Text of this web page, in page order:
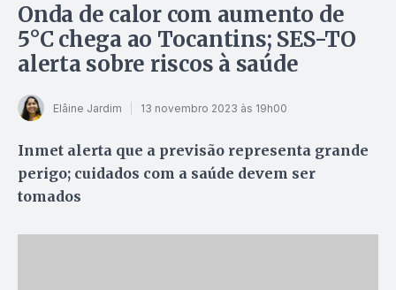
Onda de calor com aumento de
5°C chega ao Tocantins; SES-TO
alerta sobre riscos à saúde
Elâine Jardim 13 novembro 2023 às 19h00
Inmet alerta que a previsão representa grande
perigo; cuidados com a saúde devem ser
tomados